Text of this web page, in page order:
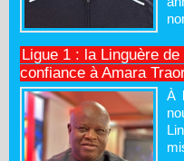
Ligue 1 : la Linguère
confiance à Amara
À